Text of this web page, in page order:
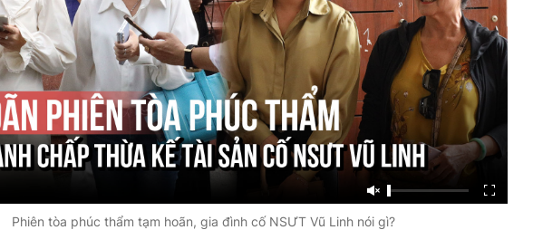
Phiên tòa phúc thẩm tạm hoãn, gia đình cố NSƯT Vũ Linh nói gì?